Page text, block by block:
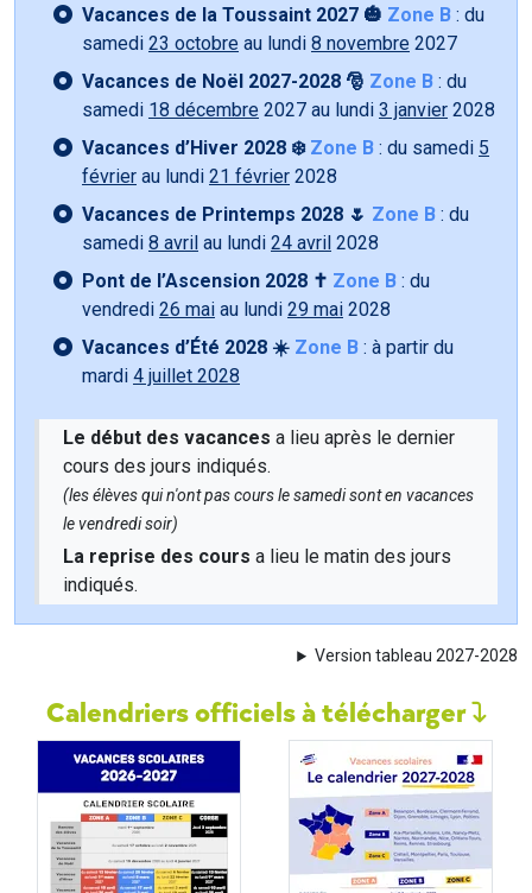
Vacances de la Toussaint 2027 🎃 Zone B : du
samedi 23 octobre au lundi 8 novembre 2027
Vacances de Noël 2027-2028 🎅 Zone B : du
samedi 18 décembre 2027 au lundi 3 janvier 2028
Vacances d’Hiver 2028 ❄️ Zone B : du samedi 5
février au lundi 21 février 2028
Vacances de Printemps 2028 🌷 Zone B : du
samedi 8 avril au lundi 24 avril 2028
Pont de l’Ascension 2028 ✝️ Zone B : du
vendredi 26 mai au lundi 29 mai 2028
Vacances d’Été 2028 ☀️ Zone B : à partir du
mardi 4 juillet 2028
Le début des vacances a lieu après le dernier
cours des jours indiqués.
(les élèves qui n'ont pas cours le samedi sont en vacances
le vendredi soir)
La reprise des cours a lieu le matin des jours
indiqués.
Version tableau 2027-2028
Calendriers officiels à télécharger